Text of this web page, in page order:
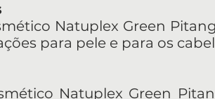
Natuplex Green
para pele e para os
Natuplex Green